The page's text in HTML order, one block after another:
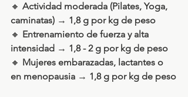
🔸 Actividad moderada (Pilates, Yoga,
caminatas) → 1,8 g por kg de peso
🔸 Entrenamiento de fuerza y alta
intensidad → 1,8 - 2 g por kg de peso
🔸 Mujeres embarazadas, lactantes o
en menopausia → 1,8 g por kg de peso